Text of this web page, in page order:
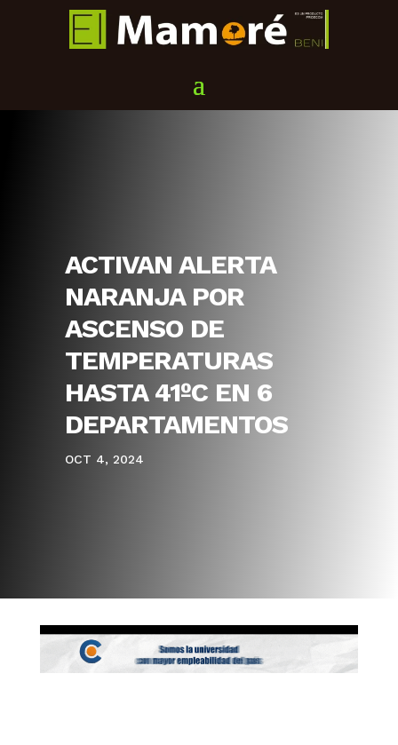
ACTIVAN ALERTA
NARANJA POR
ASCENSO DE
TEMPERATURAS
HASTA 41ºC EN 6
DEPARTAMENTOS
OCT 4, 2024